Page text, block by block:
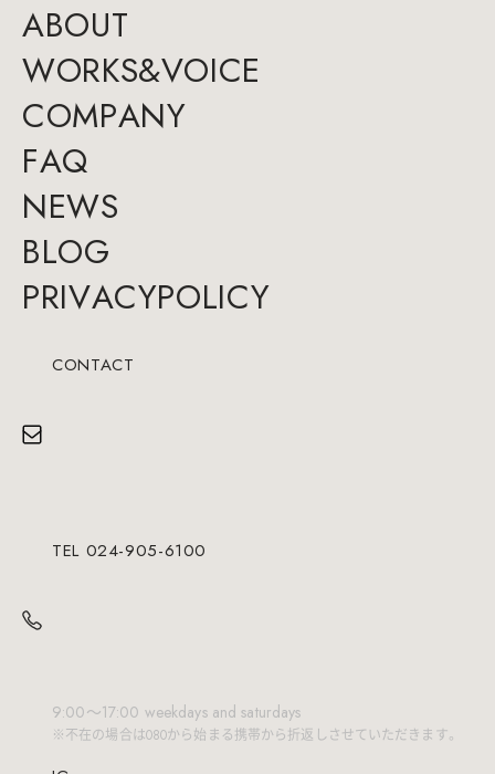
ABOUT
WORKS&VOICE
COMPANY
FAQ
NEWS
BLOG
PRIVACYPOLICY
CONTACT
TEL 024-905-6100
9:00～17:00 weekdays and saturdays
※不在の場合は080から始まる携帯から折返しさせていただきます。